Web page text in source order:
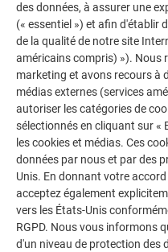
des données, à assurer une
(« essentiel ») et afin d'établir
de la qualité de notre site
américains compris) »). Nous
marketing et avons recours à
médias externes (services
autoriser les catégories de
sélectionnés en cliquant sur «
les cookies et médias. Ces
données par nous et par des
Unis. En donnant votre
acceptez également
vers les États-Unis
RGPD. Nous vous informons
d'un niveau de protection des